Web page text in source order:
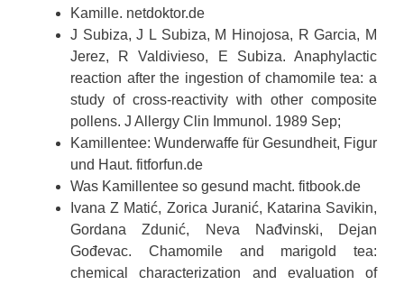
Kamille. netdoktor.de
J Subiza, J L Subiza, M Hinojosa, R Garcia, M
Jerez, R Valdivieso, E Subiza. Anaphylactic
reaction after the ingestion of chamomile tea: a
study of cross-reactivity with other composite
pollens. J Allergy Clin Immunol. 1989 Sep;
Kamillentee: Wunderwaffe für Gesundheit, Figur
und Haut. fitforfun.de
Was Kamillentee so gesund macht. fitbook.de
Ivana Z Matić, Zorica Juranić, Katarina Savikin,
Gordana Zdunić, Neva Nađvinski, Dejan
Gođevac. Chamomile and marigold tea:
chemical characterization and evaluation of